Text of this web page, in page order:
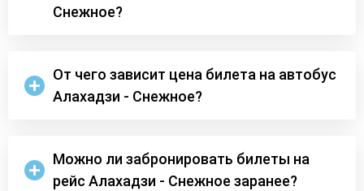
Снежное?
От чего зависит цена билета на автобус
Алахадзи - Снежное?
Можно ли забронировать билеты на
рейс Алахадзи - Снежное заранее?